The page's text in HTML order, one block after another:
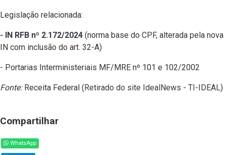
Legislação relacionada:
- IN RFB nº 2.172/2024 (norma base do CPF, alterada pela nova
IN com inclusão do art. 32-A)
- Portarias Interministeriais MF/MRE nº 101 e 102/2002
Fonte:Receita Federal (Retirado do site IdealNews - TI-IDEAL)
Compartilhar
WhatsApp